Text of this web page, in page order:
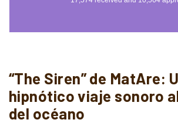
“The Siren” de MatAre:
hipnótico viaje sonoro
del océano